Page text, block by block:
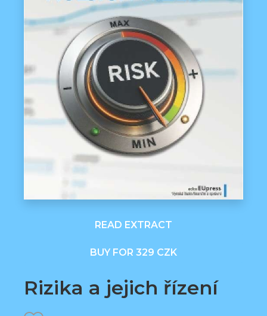
READ EXTRACT
BUY FOR 329 CZK
Rizika a jejich řízení